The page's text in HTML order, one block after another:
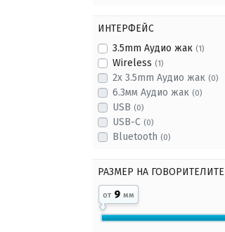
ИНТЕРФЕЙС
3.5mm Аудио жак (1)
Wireless (1)
2x 3.5mm Аудио жак (0)
6.3мм Аудио жак (0)
USB (0)
USB-C (0)
Bluetooth (0)
РАЗМЕР НА ГОВОРИТЕЛИТЕ
от 9 мм